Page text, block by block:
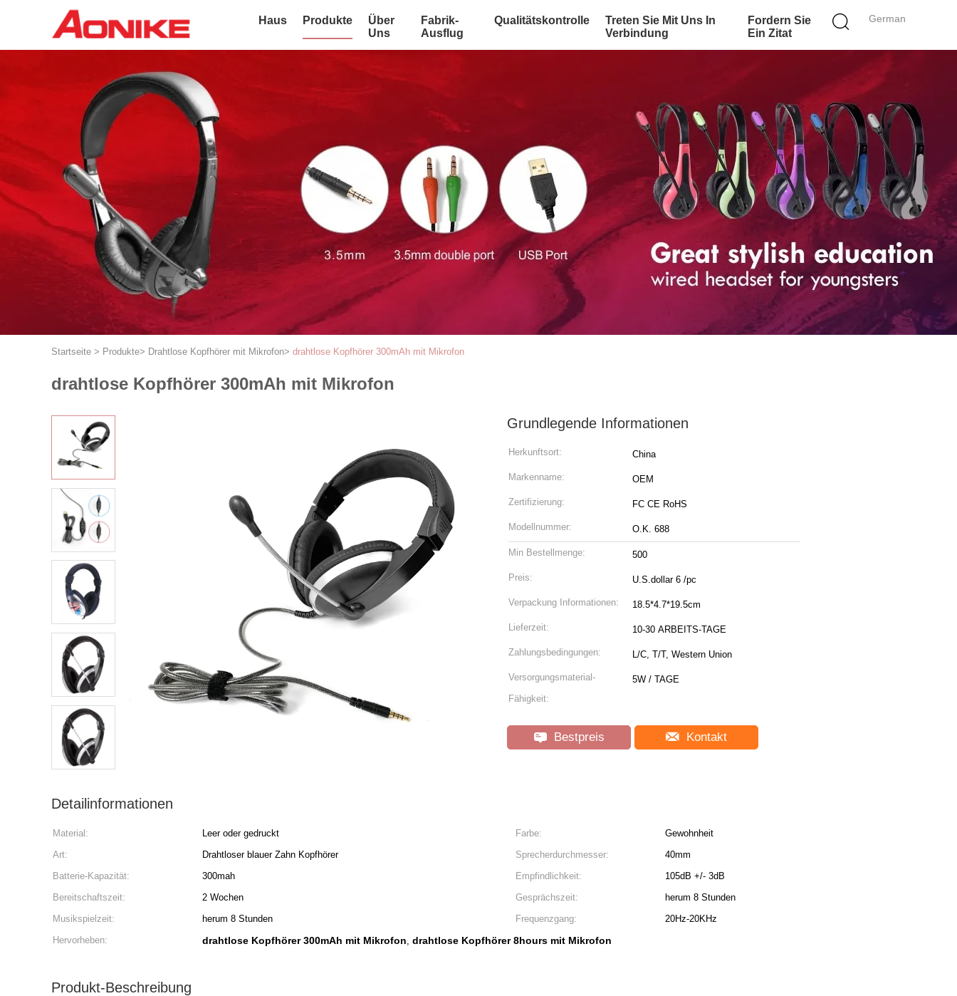
German
Haus Produkte
Über
Uns
Fabrik-
Ausflug
Qualitätskontrolle
Treten Sie Mit Uns In
Verbindung
Fordern Sie
Ein Zitat
Startseite > Produkte> Drahtlose Kopfhörer mit Mikrofon> drahtlose Kopfhörer 300mAh mit Mikrofon
drahtlose Kopfhörer 300mAh mit Mikrofon
Grundlegende Informationen
Herkunftsort: China
Markenname: OEM
Zertifizierung: FC CE RoHS
Modellnummer: O.K. 688
Min Bestellmenge: 500
Preis: U.S.dollar 6 /pc
Verpackung Informationen: 18.5*4.7*19.5cm
Lieferzeit: 10-30 ARBEITS-TAGE
Zahlungsbedingungen: L/C, T/T, Western Union
Versorgungsmaterial-
Fähigkeit:
5W / TAGE
Bestpreis Kontakt
Detailinformationen
Material: Leer oder gedruckt Farbe:
Gewohnheit
Art:
Drahtloser blauer Zahn Kopfhörer Sprecherdurchmesser:
40mm
Batterie-Kapazität:
300mah Empfindlichkeit:
105dB +/- 3dB
Bereitschaftszeit:
2 Wochen Gesprächszeit:
herum 8 Stunden
Musikspielzeit:
herum 8 Stunden Frequenzgang:
20Hz-20KHz
Hervorheben:
drahtlose Kopfhörer 300mAh mit Mikrofon, drahtlose Kopfhörer 8hours mit Mikrofon
Produkt-Beschreibung